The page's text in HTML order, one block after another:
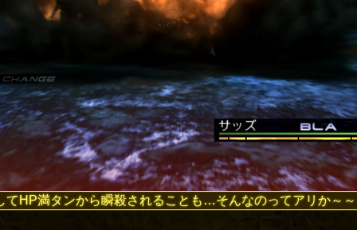
てHP満タンから瞬殺されることも…そんなのってアリか～